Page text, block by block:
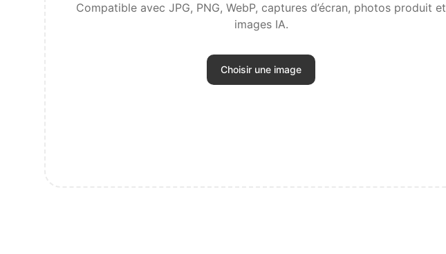
Compatible avec JPG, PNG, WebP, captures d’écran, photos produit et
images IA.
Choisir une image